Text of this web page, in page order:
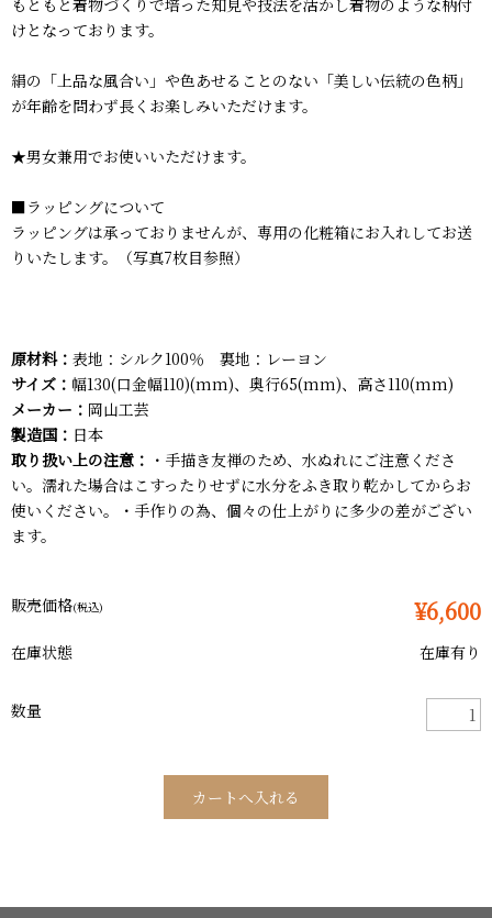
もともと着物づくりで培った知見や技法を活かし着物のような柄付
けとなっております。
絹の「上品な風合い」や色あせることのない「美しい伝統の色柄」
が年齢を問わず長くお楽しみいただけます。
★男女兼用でお使いいただけます。
■ラッピングについて
ラッピングは承っておりませんが、専用の化粧箱にお入れしてお送
りいたします。（写真7枚目参照）
原材料： 表地：シルク100％ 裏地：レーヨン
サイズ： 幅130(口金幅110)(mm)、奥行65(mm)、高さ110(mm)
メーカー： 岡山工芸
製造国： 日本
取り扱い上の注意： ・手描き友禅のため、水ぬれにご注意くださ
い。濡れた場合はこすったりせずに水分をふき取り乾かしてからお
使いください。・手作りの為、個々の仕上がりに多少の差がござい
ます。
販売価格(税込) ¥6,600
在庫状態 在庫有り
数量